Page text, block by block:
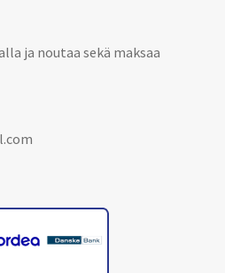
ja noutaa sekä maksaa